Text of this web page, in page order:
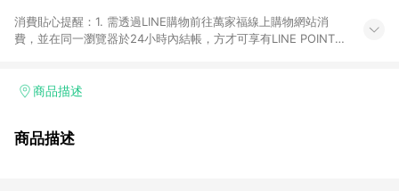
消費貼心提醒：1. 需透過LINE購物前往萬家福線上購物網站消
費，並在同一瀏覽器於24小時內結帳，方才可享有LINE POINTS
4. 不具回饋資格種類商品：電子禮券。 5. 回饋點數計算將排除訂
錄，相關問題請於保留時間內聯絡客服中心，並由康達盛通生活
商品描述
商品描述